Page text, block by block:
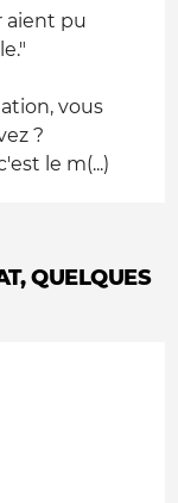
aient pu
vous
?
le m(...)
QUELQUES